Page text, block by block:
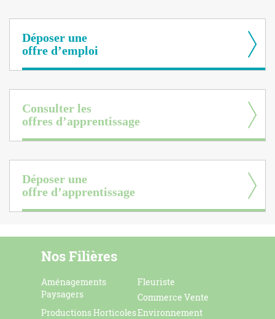
Déposer une
offre d’emploi
Consulter les
offres d’apprentissage
Déposer une
offre d’apprentissage
Nos Filières
Aménagements
Paysagers
Fleuriste
Commerce Vente
Productions HorticolesEnvironnement